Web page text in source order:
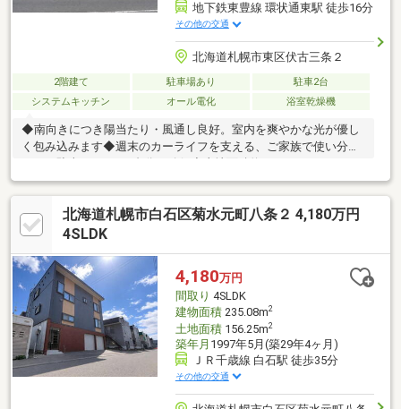
地下鉄東豊線 環状通東駅 徒歩16分
その他の交通
北海道札幌市東区伏古三条２
2階建て 駐車場あり
駐車2台
システムキッチン
オール電化 浴室乾燥機
◆南向きにつき陽当たり・風通し良好。室内を爽やかな光が優し
く包み込みます◆週末のカーライフを支える、ご家族で使い分け
ある敷地。開放感あふれる住環境です◆建物面積約２１９㎡の
「6LLDDKK+S」。大家族や二世帯検討の方にもおすすめ◆住空
間をスッキリ保てる、家中たっぷりとした収納スペースを完備
北海道札幌市白石区菊水元町八条２ 4,180万円
4SLDK
4,180万円
間取り 4SLDK
建物面積235.08m2
土地面積156.25m2
築年月 1997年5月(築29年4ヶ月)
ＪＲ千歳線 白石駅 徒歩35分
その他の交通